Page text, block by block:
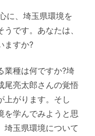
に、埼玉県環境を
です。あなたは、
ますか?
業種は何ですか?埼
尾亮太郎さんの覚悟
上がります。そし
を学んでみようと思
埼玉県環境について